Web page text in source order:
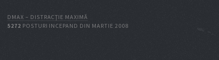
DMAX – DISTRACŢIE MAXIMĂ
5272 POSTURI INCEPAND DIN MARTIE 2008